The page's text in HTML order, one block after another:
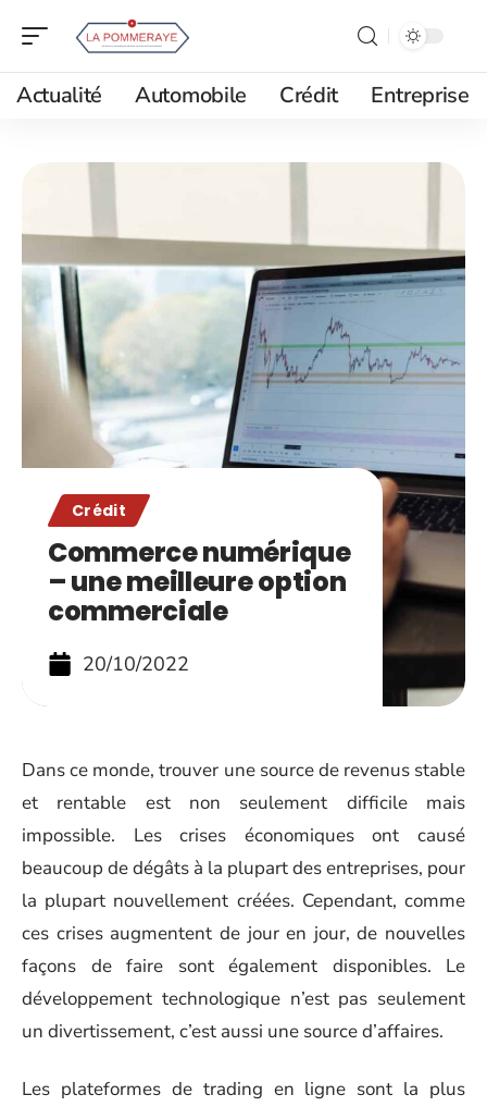
Actualité Automobile Crédit Entreprise
Crédit
Commerce numérique
– une meilleure option
commerciale
20/10/2022
Dans ce monde, trouver une source de revenus stable
et rentable est non seulement difficile mais
impossible. Les crises économiques ont causé
beaucoup de dégâts à la plupart des entreprises, pour
la plupart nouvellement créées. Cependant, comme
ces crises augmentent de jour en jour, de nouvelles
façons de faire sont également disponibles. Le
développement technologique n’est pas seulement
un divertissement, c’est aussi une source d’affaires.
Les plateformes de trading en ligne sont la plus